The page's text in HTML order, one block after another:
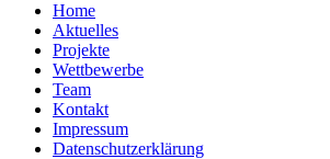
Home
Aktuelles
Projekte
Wettbewerbe
Team
Kontakt
Impressum
Datenschutzerklärung